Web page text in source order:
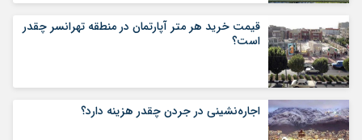
قیمت خرید هر متر آپارتمان در منطقه تهرانسر چقدر
است؟
اجاره‌نشینی در جردن چقدر هزینه دارد؟